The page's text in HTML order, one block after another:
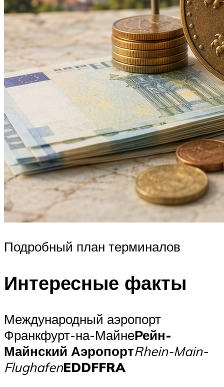
Подробный план терминалов
Интересные факты
Международный аэропорт
Франкфурт-на-МайнеРейн-
Майнский АэропортRhein-Main-
FlughafenEDDFFRA